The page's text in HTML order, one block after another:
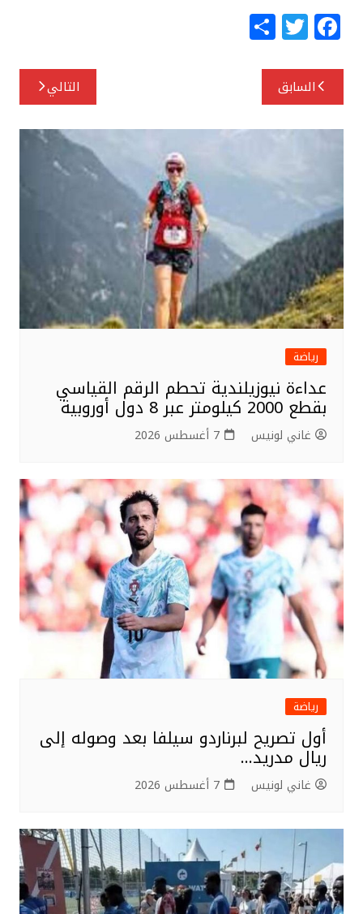
F
a
c
e
b
o
k
T
w
itt
e
r
S
h
تصفّح
المقالات
السابق التالي
رياضة
عداءة نيوزيلندية تحطم الرقم القياسي
بقطع 2000 كيلومتر عبر 8 دول أوروبية
غاني لونيس 7 أغسطس 2026
رياضة
أول تصريح لبرناردو سيلفا بعد وصوله إلى
ريال مدريد…
غاني لونيس 7 أغسطس 2026